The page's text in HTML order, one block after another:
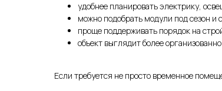
удобнее планировать электрику,
можно подобрать модули под сезон и
проще поддерживать порядок на
объект выглядит более
Если требуется не просто временное